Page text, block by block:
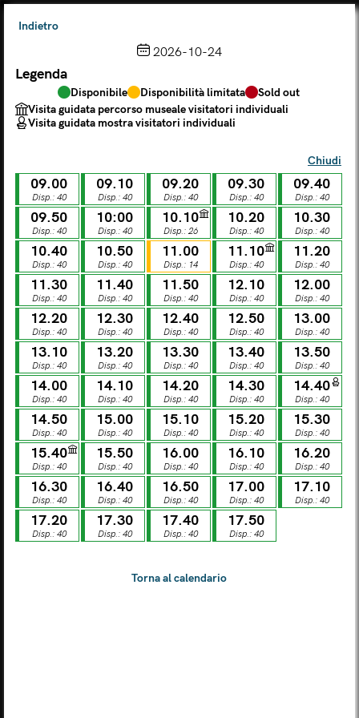
Scegli dal calendario
Il biglietto consente l'accesso a Palazzo Te, al Museo MACA e
al Tempio Leon Battista Alberti
AGOSTO
Legenda
Disponibile Disponibilità limitata
Sold out
Visita guidata percorso museale visitatori individuali
Visita guidata mostra visitatori individuali
M G V D
LUN
27
MAR
28
MER
29
GIO
30
VEN
31 01
DOM
02
LUN
03
MAR
04
MER
05
GIO
06
VEN
07
SAB DOM
09
LUN
10
MAR
11
MER
12
GIO
13
VEN
14
SAB DOM
16
LUN
17
MAR
18
MER
19
GIO
20
VEN
21 22
DOM
23
26 27 28
Indietro
2026-10-24
Legenda
Disponibile Disponibilità limitata
Sold out
Visita guidata percorso museale visitatori individuali
Visita guidata mostra visitatori individuali
Chiudi
09.00
Disp.: 40
09.10
Disp.: 40
09.20
Disp.: 40
09.30
Disp.: 40
09.40
Disp.: 40
09.50
Disp.: 40
10:00
Disp.: 40
10.10
Disp.: 26
10.20
Disp.: 40
10.30
Disp.: 40
10.40
Disp.: 40
10.50
Disp.: 40
11.00
Disp.: 14
11.10
Disp.: 40
11.20
Disp.: 40
11.30
Disp.: 40
11.40
Disp.: 40
11.50
Disp.: 40
12.10
Disp.: 40
12.00
Disp.: 40
12.20
Disp.: 40
12.30
Disp.: 40
12.40
Disp.: 40
12.50
Disp.: 40
13.00
Disp.: 40
13.10
Disp.: 40
13.20
Disp.: 40
13.30
Disp.: 40
13.40
Disp.: 40
13.50
Disp.: 40
14.00
Disp.: 40
14.10
Disp.: 40
14.20
Disp.: 40
14.30
Disp.: 40
14.40
Disp.: 40
14.50
Disp.: 40
15.00
Disp.: 40
15.10
Disp.: 40
15.20
Disp.: 40
15.30
Disp.: 40
15.40
Disp.: 40
15.50
Disp.: 40
16.00
Disp.: 40
16.10
Disp.: 40
16.20
Disp.: 40
16.30
Disp.: 40
16.40
Disp.: 40
16.50
Disp.: 40
17.00
Disp.: 40
17.10
Disp.: 40
17.20
Disp.: 40
17.30
Disp.: 40
17.40
Disp.: 40
17.50
Disp.: 40